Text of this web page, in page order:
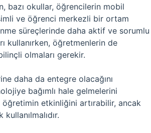
bazı okullar, öğrencilerin mobil
ve öğrenci merkezli bir ortam
süreçlerinde daha aktif ve sorumlu
kullanırken, öğretmenlerin de
olmaları gerekir.
daha da entegre olacağını
bağımlı hale gelmelerini
etkinliğini artırabilir, ancak